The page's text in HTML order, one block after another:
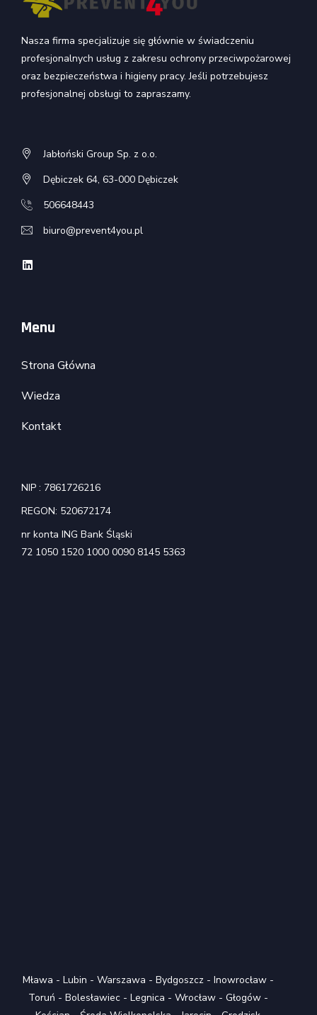
Nasza firma specjalizuje się głównie w świadczeniu
profesjonalnych usług z zakresu ochrony przeciwpożarowej
oraz bezpieczeństwa i higieny pracy. Jeśli potrzebujesz
profesjonalnej obsługi to zapraszamy.
Jabłoński Group Sp. z o.o.
Dębiczek 64, 63-000 Dębiczek
506648443
biuro@prevent4you.pl
Menu
Strona Główna
Wiedza
Kontakt
NIP : 7861726216
REGON: 520672174
nr konta ING Bank Śląski
72 1050 1520 1000 0090 8145 5363
Mława - Lubin - Warszawa - Bydgoszcz- Inowrocław-
Toruń - Bolesławiec- Legnica - Wrocław- Głogów-